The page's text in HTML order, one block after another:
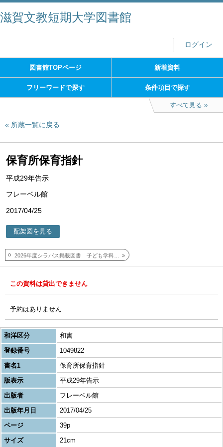
滋賀文教短期大学図書館
ログイン
図書館TOPページ 新着資料
フリーワードで探す 条件項目で探す
すべて見る
所蔵一覧に戻る
保育所保育指針
平成29年告示
フレーベル館
2017/04/25
配架図を見る
2026年度シラバス掲載図書 子ども学科科目
この資料は貸出できません
予約はありません
和洋区分
和書
登録番号
1049822
書名1
保育所保育指針
版表示
平成29年告示
出版者
フレーベル館
出版年月日
2017/04/25
ページ
39p
サイズ
21cm